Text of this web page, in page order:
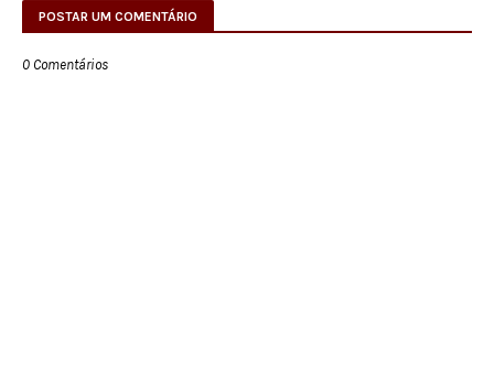
POSTAR UM COMENTÁRIO
0 Comentários